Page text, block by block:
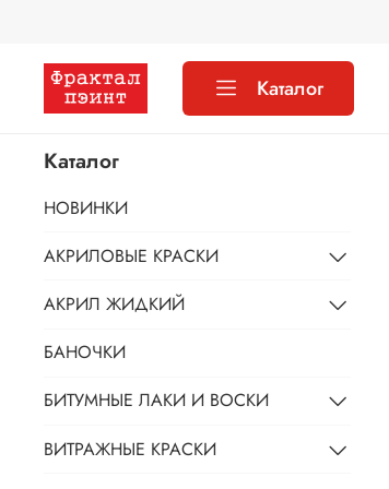
Каталог
Каталог
НОВИНКИ
АКРИЛОВЫЕ КРАСКИ
АКРИЛ ЖИДКИЙ
БАНОЧКИ
БИТУМНЫЕ ЛАКИ И ВОСКИ
ВИТРАЖНЫЕ КРАСКИ